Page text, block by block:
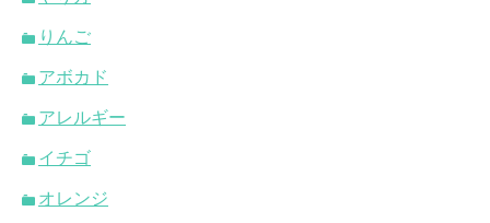
りんご
アボカド
アレルギー
イチゴ
オレンジ